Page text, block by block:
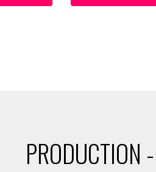
PRODUCTION